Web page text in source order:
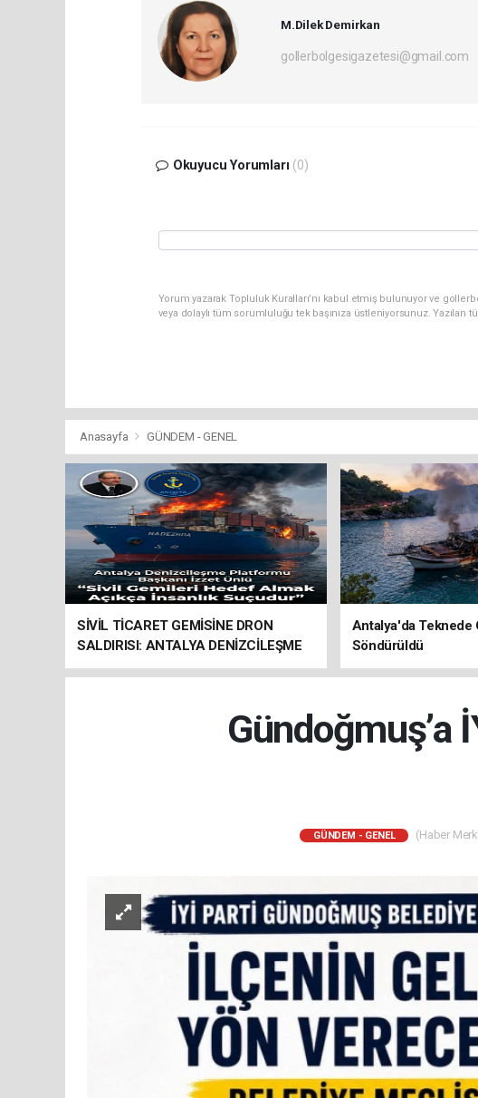
M.Dilek Demirkan
gollerbolgesigazetesi@gmail.com
Okuyucu Yorumları (0)
Yorum yazarak Topluluk Kuralları’nı kabul etmiş bulunuyor ve
veya dolaylı tüm sorumluluğu tek başınıza üstleniyorsunuz.
Anasayfa GÜNDEM - GENEL
SİVİL TİCARET GEMİSİNE DRON
SALDIRISI: ANTALYA DENİZCİLEŞME
PLATFORMU’NDAN SERT TEPKİ
Antalya'da Teknede
Söndürüldü
Gündoğmuş’a
GÜNDEM - GENEL (Haber